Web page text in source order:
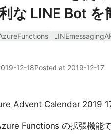
な LINE Bot を
12-18Posted at 2019-12-17
Advent Calendar 2019
Functions の拡張機能